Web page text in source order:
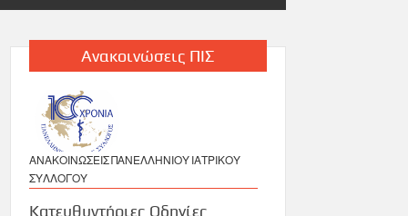
Ανακοινώσεις ΠΙΣ
ΑΝΑΚΟΙΝΩΣΕΙΣ ΠΑΝΕΛΛΗΝΙΟΥ ΙΑΤΡΙΚΟΥ
ΣΥΛΛΟΓΟΥ
Κατευθυντήριες Οδηγίες